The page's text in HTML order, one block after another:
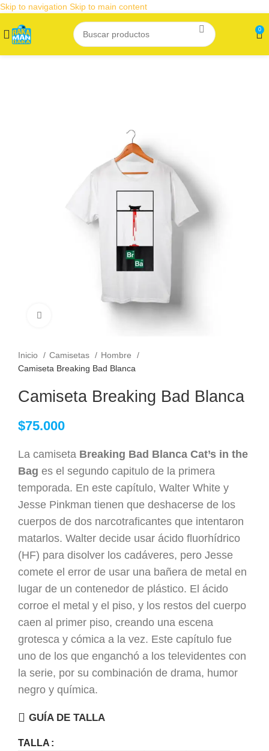
Skip to navigation Skip to main content
0
Inicio Camisetas
Hombre
Camiseta Breaking Bad Blanca
Camiseta Breaking Bad Blanca
$75.000
La camiseta Breaking Bad Blanca Cat’s in the
Bag es el segundo capitulo de la primera
temporada. En este capítulo, Walter White y
Jesse Pinkman tienen que deshacerse de los
cuerpos de dos narcotraficantes que intentaron
matarlos. Walter decide usar ácido fluorhídrico
(HF) para disolver los cadáveres, pero Jesse
comete el error de usar una bañera de metal en
lugar de un contenedor de plástico. El ácido
corroe el metal y el piso, y los restos del cuerpo
caen al primer piso, creando una escena
grotesca y cómica a la vez. Este capítulo fue
uno de los que enganchó a los televidentes con
la serie, por su combinación de drama, humor
negro y química.
GUÍA DE TALLA
TALLA